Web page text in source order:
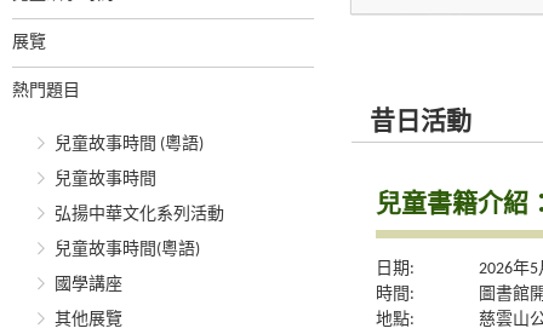
展覽
熱門題目
兒童故事時間 (粵語)
兒童故事時間
弘揚中華文化系列活動
兒童故事時間(粵語)
國學講座
其他展覽
昔日活動
兒童書籍介紹
日期:
2026年
時間:
圖書館
地點:
慈雲山